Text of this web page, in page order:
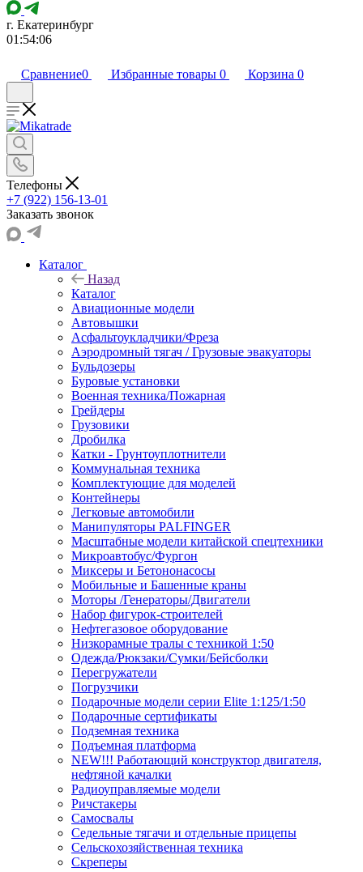
г. Екатеринбург
01:54:06
Сравнение0 Избранные товары 0 Корзина 0
Телефоны
+7 (922) 156-13-01
Заказать звонок
Каталог
Назад
Каталог
Авиационные модели
Автовышки
Асфальтоукладчики/Фреза
Аэродромный тягач / Грузовые эвакуаторы
Бульдозеры
Буровые установки
Военная техника/Пожарная
Грейдеры
Грузовики
Дробилка
Катки - Грунтоуплотнители
Коммунальная техника
Комплектующие для моделей
Контейнеры
Легковые автомобили
Манипуляторы PALFINGER
Масштабные модели китайской спецтехники
Микроавтобус/Фургон
Миксеры и Бетононасосы
Мобильные и Башенные краны
Моторы /Генераторы/Двигатели
Набор фигурок-строителей
Нефтегазовое оборудование
Низкорамные тралы с техникой 1:50
Одежда/Рюкзаки/Сумки/Бейсболки
Перегружатели
Погрузчики
Подарочные модели серии Elite 1:125/1:50
Подарочные сертификаты
Подземная техника
Подъемная платформа
NEW!!! Работающий конструктор двигателя,
нефтяной качалки
Радиоуправляемые модели
Ричстакеры
Самосвалы
Седельные тягачи и отдельные прицепы
Сельскохозяйственная техника
Скреперы